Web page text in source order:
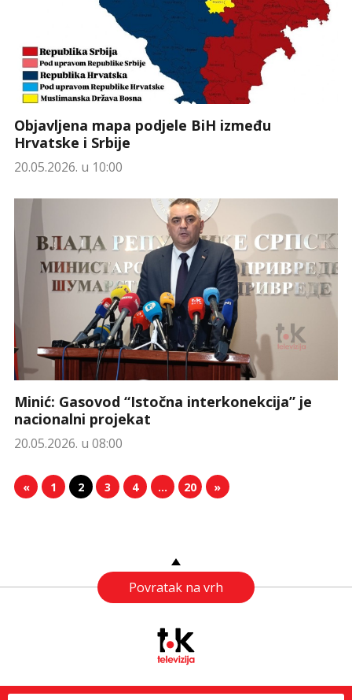
Objavljena mapa podjele BiH između
Hrvatske i Srbije
20.05.2026. u 10:00
Minić: Gasovod “Istočna interkonekcija” je
nacionalni projekat
20.05.2026. u 08:00
« 1 2 3 4 … 20 »
Povratak na vrh